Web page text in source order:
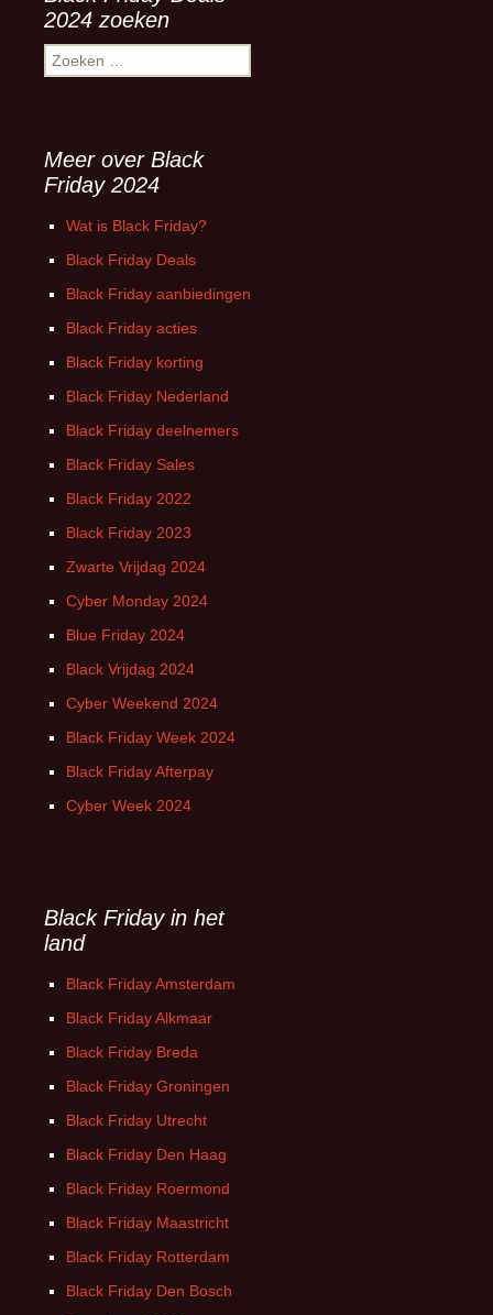
2024 zoeken
Zoeken
naar:
Meer over Black
Friday 2024
Wat is Black Friday?
Black Friday Deals
Black Friday aanbiedingen
Black Friday acties
Black Friday korting
Black Friday Nederland
Black Friday deelnemers
Black Friday Sales
Black Friday 2022
Black Friday 2023
Zwarte Vrijdag 2024
Cyber Monday 2024
Blue Friday 2024
Black Vrijdag 2024
Cyber Weekend 2024
Black Friday Week 2024
Black Friday Afterpay
Cyber Week 2024
Black Friday in het
land
Black Friday Amsterdam
Black Friday Alkmaar
Black Friday Breda
Black Friday Groningen
Black Friday Utrecht
Black Friday Den Haag
Black Friday Roermond
Black Friday Maastricht
Black Friday Rotterdam
Black Friday Den Bosch